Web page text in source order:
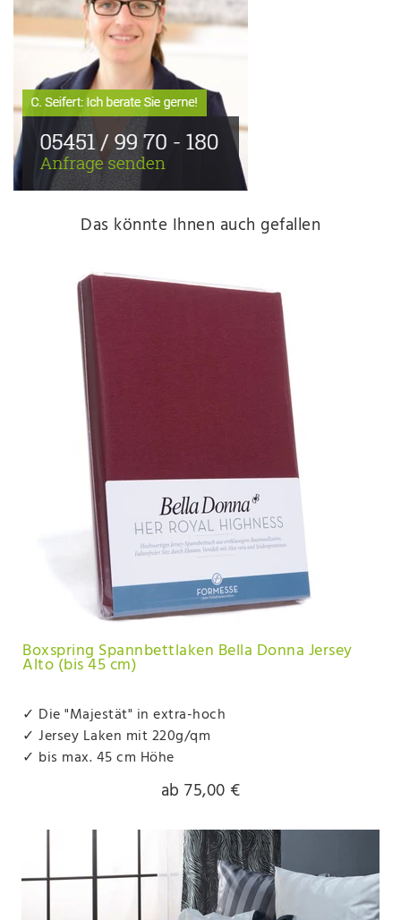
Das könnte Ihnen auch gefallen
Boxspring Spannbettlaken Bella Donna Jersey
Alto (bis 45 cm)
✓ Die "Majestät" in extra-hoch
✓ Jersey Laken mit 220g/qm
✓ bis max. 45 cm Höhe
ab 75,00 €